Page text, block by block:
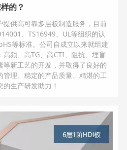
的？
提供高可靠多层板制造服务，目前
、TS16949、UL等组织的认
等标准。公司自成立以来就组建
频、高TG、高CTI、阻抗、埋盲
新工艺的开发，并取得了良好的
管理、稳定的产品质量、精湛的工
生产研发助力！